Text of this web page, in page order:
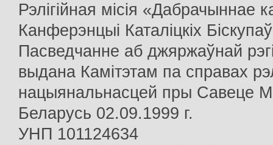
Рэлігійная місія «Дабрачыннае
Канферэнцыі Каталіцкіх
Пасведчанне аб джяржаўнай
выдана Камітэтам па справах
нацыянальнасцей пры Савеце
Беларусь 02.09.1999 г.
УНП 101124634